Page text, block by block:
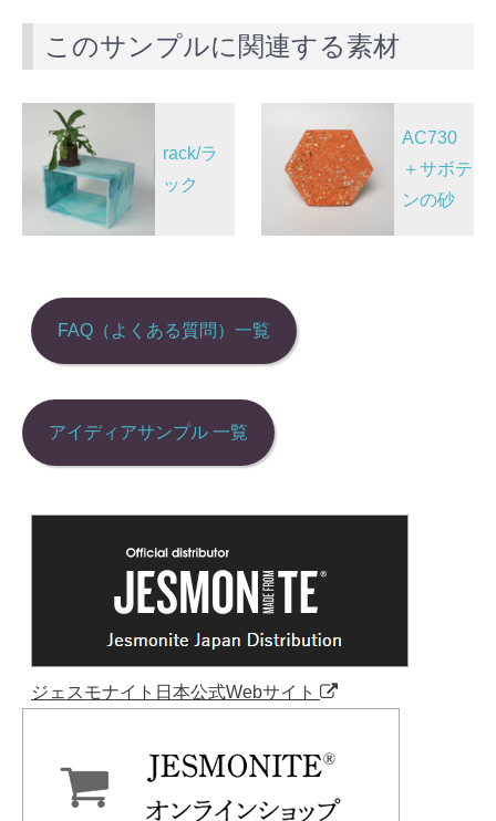
e
o
k
e
h
このサンプルに関連する素材
投
稿
ナ
ビ
ー
シ
ョ
ン
rack/ラ
ック
AC730
＋サボテ
ンの砂
FAQ（よくある質問）一覧
アイディアサンプル 一覧
ジェスモナイト日本公式Webサイト